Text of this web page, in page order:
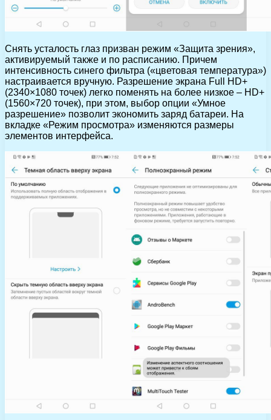
Снять усталость глаз призван режим «Защита зрения»,
активируемый также и по расписанию. Причем
интенсивность синего фильтра («цветовая температура»)
настраивается вручную. Разрешение экрана Full HD+
(2340×1080 точек) легко поменять на более низкое – HD+
(1560×720 точек), при этом, выбор опции «Умное
разрешение» позволит экономить заряд батареи. На
вкладке «Режим просмотра» изменяются размеры
элементов интерфейса.